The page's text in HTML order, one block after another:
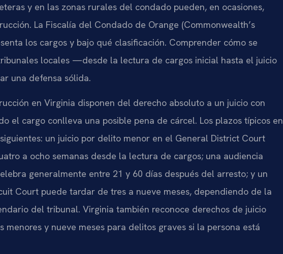
y en las zonas rurales del condado pueden, en ocasiones,
La Fiscalía del Condado de Orange (Commonwealth’s
los cargos y bajo qué clasificación. Comprender cómo se
locales —desde la lectura de cargos inicial hasta el juicio
una defensa sólida.
en Virginia disponen del derecho absoluto a un juicio con
el cargo conlleva una posible pena de cárcel. Los plazos típicos en
un juicio por delito menor en el General District Court
a ocho semanas desde la lectura de cargos; una audiencia
generalmente entre 21 y 60 días después del arresto; y un
Court puede tardar de tres a nueve meses, dependiendo de la
del tribunal. Virginia también reconoce derechos de juicio
menores y nueve meses para delitos graves si la persona está